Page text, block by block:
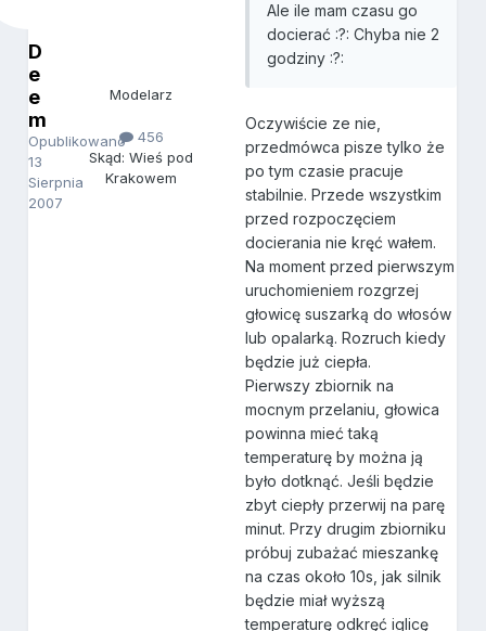
D
e
e
m
Opublikowano
13
Sierpnia
2007
Modelarz
456
Skąd: Wieś pod
Krakowem
Ale ile mam czasu go
docierać :?: Chyba nie 2
godziny :?:
Oczywiście ze nie,
przedmówca pisze tylko że
po tym czasie pracuje
stabilnie. Przede wszystkim
przed rozpoczęciem
docierania nie kręć wałem.
Na moment przed pierwszym
uruchomieniem rozgrzej
głowicę suszarką do włosów
lub opalarką. Rozruch kiedy
będzie już ciepła.
Pierwszy zbiornik na
mocnym przelaniu, głowica
powinna mieć taką
temperaturę by można ją
było dotknąć. Jeśli będzie
zbyt ciepły przerwij na parę
minut. Przy drugim zbiorniku
próbuj zubażać mieszankę
na czas około 10s, jak silnik
będzie miał wyższą
temperaturę odkręć iglicę